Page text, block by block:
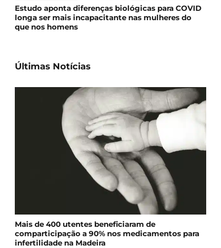
Estudo aponta diferenças biológicas para COVID
longa ser mais incapacitante nas mulheres do
que nos homens
Últimas Notícias
Mais de 400 utentes beneficiaram de
comparticipação a 90% nos medicamentos para
infertilidade na Madeira